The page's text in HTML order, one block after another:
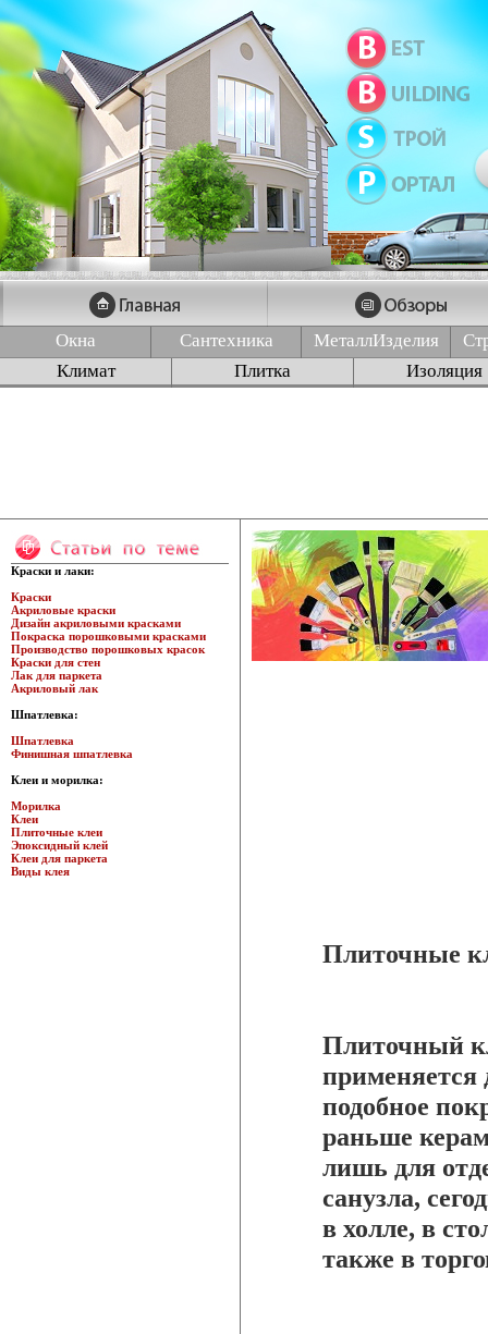
Окна Сантехника МеталлИзделия
Климат
Плитка Изоляция
Краски и лаки:
Краски
Акриловые краски
Дизайн акриловыми красками
Покраска порошковыми красками
Производство порошковых красок
Краски для стен
Лак для паркета
Акриловый лак
Шпатлевка:
Шпатлевка
Финишная шпатлевка
Клеи и морилка:
Морилка
Клеи
Плиточные клеи
Эпоксидный клей
Клеи для паркета
Виды клея
Плиточные
Плиточный
применяется
подобное
раньше
лишь для
санузла,
в холле, в
также в